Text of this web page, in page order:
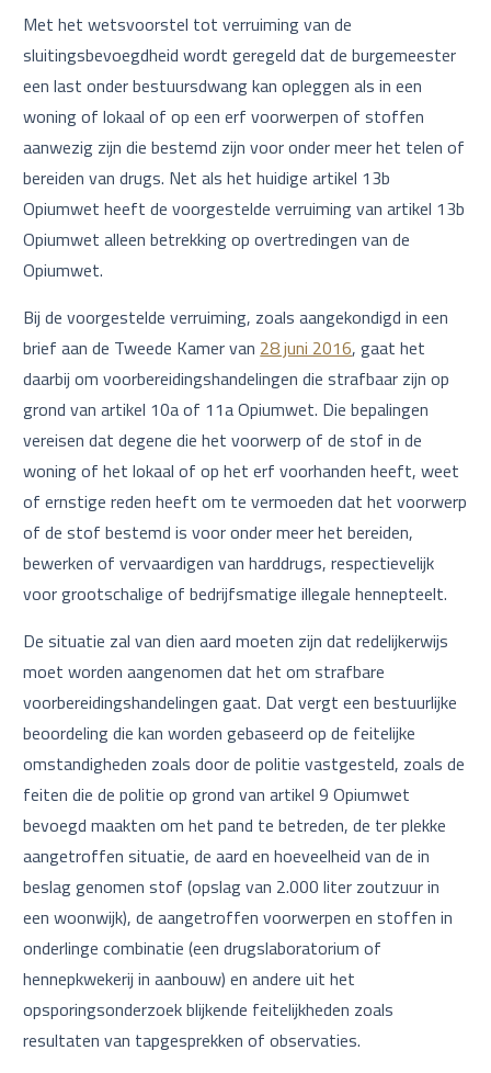
Met het wetsvoorstel tot verruiming van de
sluitingsbevoegdheid wordt geregeld dat de burgemeester
een last onder bestuursdwang kan opleggen als in een
woning of lokaal of op een erf voorwerpen of stoffen
aanwezig zijn die bestemd zijn voor onder meer het telen of
bereiden van drugs. Net als het huidige artikel 13b
Opiumwet heeft de voorgestelde verruiming van artikel 13b
Opiumwet alleen betrekking op overtredingen van de
Opiumwet.
Bij de voorgestelde verruiming, zoals aangekondigd in een
brief aan de Tweede Kamer van 28 juni 2016, gaat het
daarbij om voorbereidingshandelingen die strafbaar zijn op
grond van artikel 10a of 11a Opiumwet. Die bepalingen
vereisen dat degene die het voorwerp of de stof in de
woning of het lokaal of op het erf voorhanden heeft, weet
of ernstige reden heeft om te vermoeden dat het voorwerp
of de stof bestemd is voor onder meer het bereiden,
bewerken of vervaardigen van harddrugs, respectievelijk
voor grootschalige of bedrijfsmatige illegale hennepteelt.
De situatie zal van dien aard moeten zijn dat redelijkerwijs
moet worden aangenomen dat het om strafbare
voorbereidingshandelingen gaat. Dat vergt een bestuurlijke
beoordeling die kan worden gebaseerd op de feitelijke
omstandigheden zoals door de politie vastgesteld, zoals de
feiten die de politie op grond van artikel 9 Opiumwet
bevoegd maakten om het pand te betreden, de ter plekke
aangetroffen situatie, de aard en hoeveelheid van de in
beslag genomen stof (opslag van 2.000 liter zoutzuur in
een woonwijk), de aangetroffen voorwerpen en stoffen in
onderlinge combinatie (een drugslaboratorium of
hennepkwekerij in aanbouw) en andere uit het
opsporingsonderzoek blijkende feitelijkheden zoals
resultaten van tapgesprekken of observaties.